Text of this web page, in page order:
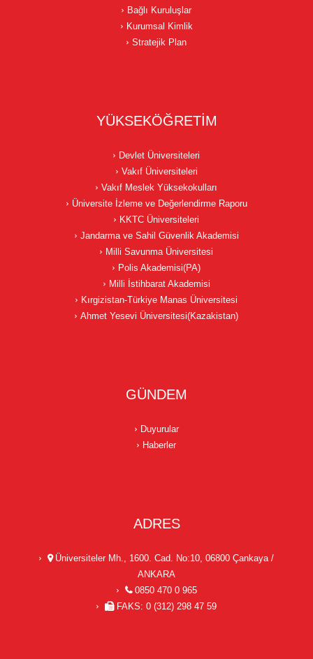
Bağlı Kuruluşlar
Kurumsal Kimlik
Stratejik Plan
YÜKSEKÖĞRETİM
Devlet Üniversiteleri
Vakıf Üniversiteleri
Vakıf Meslek Yüksekokulları
Üniversite İzleme ve Değerlendirme Raporu
KKTC Üniversiteleri
Jandarma ve Sahil Güvenlik Akademisi
Milli Savunma Üniversitesi
Polis Akademisi(PA)
Milli İstihbarat Akademisi
Kırgizistan-Türkiye Manas Üniversitesi
Ahmet Yesevi Üniversitesi(Kazakistan)
GÜNDEM
Duyurular
Haberler
ADRES
Üniversiteler Mh., 1600. Cad. No:10, 06800 Çankaya /
ANKARA
0850 470 0 965
FAKS: 0 (312) 298 47 59